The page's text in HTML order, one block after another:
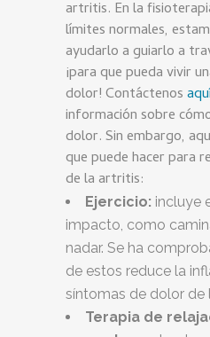
artritis. En la
límites normales,
ayudarlo a guiarlo a
¡para que pueda vivir
dolor! Contáctenos
información sobre
dolor. Sin embargo,
que puede hacer para
de la artritis:
Ejercicio: incluye
impacto, como
nadar. Se ha
de estos reduce la
síntomas de dolor de
Terapia de